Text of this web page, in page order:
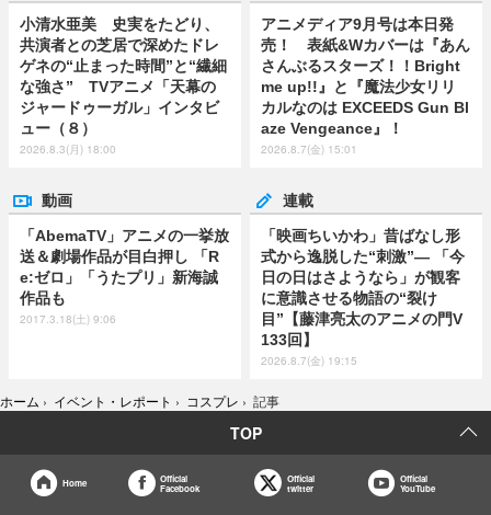
小清水亜美 史実をたどり、
共演者との芝居で深めたドレ
ゲネの“止まった時間”と“繊細
な強さ” TVアニメ「天幕の
ジャードゥーガル」インタビ
ュー（８）
2026.8.3(月) 18:00
アニメディア9月号は本日発
売！ 表紙&Wカバーは『あん
さんぶるスターズ！！Bright
me up!!』と『魔法少女リリ
カルなのは EXCEEDS Gun Bl
aze Vengeance』！
2026.8.7(金) 15:01
動画
「AbemaTV」アニメの一挙放
送＆劇場作品が目白押し 「R
e:ゼロ」「うたプリ」新海誠
作品も
2017.3.18(土) 9:06
連載
「映画ちいかわ」昔ばなし形
式から逸脱した“刺激”― 「今
日の日はさようなら」が観客
に意識させる物語の“裂け
目”【藤津亮太のアニメの門V
133回】
2026.8.7(金) 19:15
ホーム › イベント・レポート › コスプレ › 記事
TOP
Home
Official
Facebook
Official
twitter
Official
YouTube